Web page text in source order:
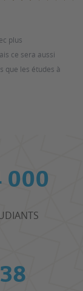
plus
ce sera aussi
que les études à
000
38